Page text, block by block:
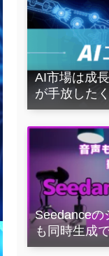
AI市場は成
が手放した
とは？
Seedanceの
も同時生成
容を解説